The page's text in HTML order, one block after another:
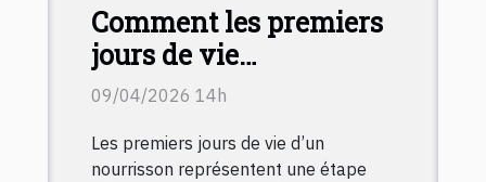
Comment les premiers
jours de vie
influencent-ils le
infantile ?
09/04/2026 14h
Les premiers jours de vie d’un
nourrisson représentent une étape